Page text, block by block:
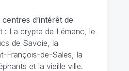
d’intérêt de
: La crypte de Lémenc, le
de Savoie, la
François-de-Sales, la
et la vieille ville.